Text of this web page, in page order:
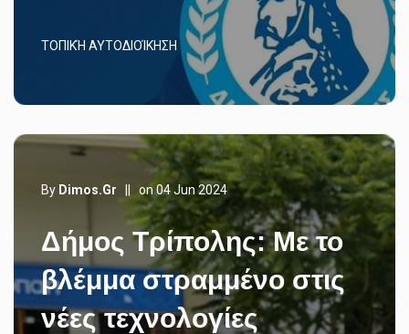
ΤΟΠΙΚΉ ΑΥΤΟΔΙΟΊΚΗΣΗ
By Dimos.gr on 04 Jun 2024
Δήμος Τρίπολης: Με το
βλέμμα στραμμένο στις
νέες τεχνολογίες